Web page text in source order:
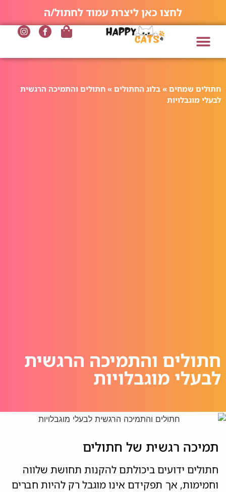
לחצו כאן ליצרת עמוד לחתול/ה
חתולים שמחים » בלוג החתולים » חתולים והתמיכה הרגשית
לבעלי מוגבלויות
חתולים והתמיכה הרגשית
לבעלי מוגבלויות
תמיכה רגשית של חתולים
חתולים ידועים ביכולתם להקנות תחושת שלווה
וחמימות, אך תפקידם אינו מוגבל רק להיות חברים